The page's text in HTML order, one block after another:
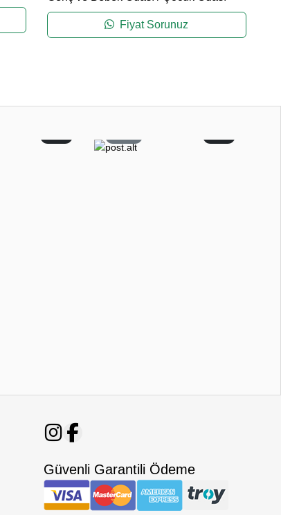
Fiyat Sorunuz
Güvenli Garantili Ödeme